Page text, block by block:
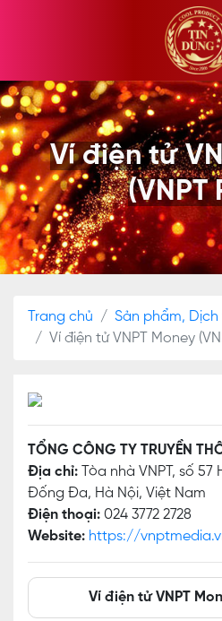
Ví điện tử
(VNPT
Trang chủ
Sản phẩm,
Ví điện tử VNPT Money
TỔNG CÔNG TY TRUYỀN
Địa chỉ: Tòa nhà VNPT, số 57
Đống Đa, Hà Nội, Việt Nam
Điện thoại: 024 3772 2728
Website: https://
Ví điện tử VNPT